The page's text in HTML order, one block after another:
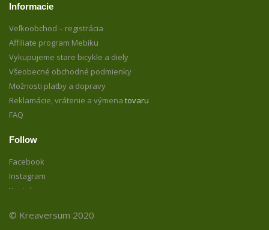
Informacie
Veľkoobchod – registrácia
Affiliate program Mebiku
Vykupujeme stare bicykle a diely
Všeobecné obchodné podmienky
Možnosti platby a dopravy
Reklamácie, vrátenie a výmena tovaru
FAQ
Follow
Facebook
Instagram
Youtube
© Kreaversum 2020